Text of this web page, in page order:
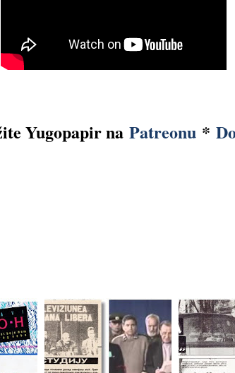
Yugopapir na Patreonu *